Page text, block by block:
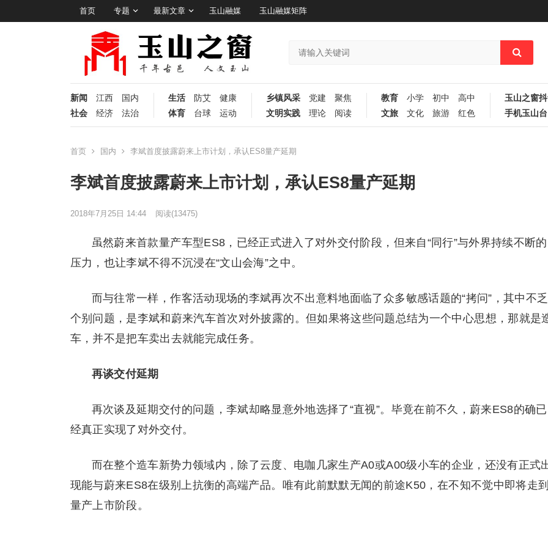
首页 专题 最新文章 玉山融媒 玉山融媒矩阵
新闻 江西
国内
社会
经济 法治
生活 防艾
健康
体育
台球 运动
乡镇风采 党建
聚焦
文明实践
理论 阅读
教育 小学 初中
高中
文旅
文化 旅游 红色
玉山之窗
手机玉山台
首页 国内 李斌首度披露蔚来上市计划，承认ES8量产延期
李斌首度披露蔚来上市计划，承认ES8量产延期
2018年7月25日 14:44 阅读(13475)
虽然蔚来首款量产车型ES8，已经正式进入了对外交付阶段，但来自“同行”与外界持续不断的
压力，也让李斌不得不沉浸在“文山会海”之中。
而与往常一样，作客活动现场的李斌再次不出意料地面临了众多敏感话题的“拷问”，其中不乏
个别问题，是李斌和蔚来汽车首次对外披露的。但如果将这些问题总结为一个中心思想，那就是
车，并不是把车卖出去就能完成任务。
再谈交付延期
再次谈及延期交付的问题，李斌却略显意外地选择了“直视”。毕竟在前不久，蔚来ES8的确已
经真正实现了对外交付。
而在整个造车新势力领域内，除了云度、电咖几家生产A0或A00级小车的企业，还没有正式
现能与蔚来ES8在级别上抗衡的高端产品。唯有此前默默无闻的前途K50，在不知不觉中即将走到
量产上市阶段。